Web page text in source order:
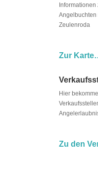
Angelbuchten
Zeulenroda
Zur
Hier
Zu den